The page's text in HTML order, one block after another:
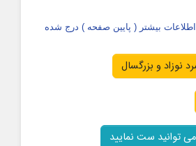
بیشتر ( پایین صفحه ) درج شده
نوزاد و بزرگسال
می توانید ست نمایید